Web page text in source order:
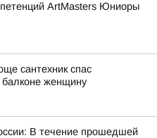
ArtMasters Юниоры
сантехник спас
женщину
В течение прошедшей